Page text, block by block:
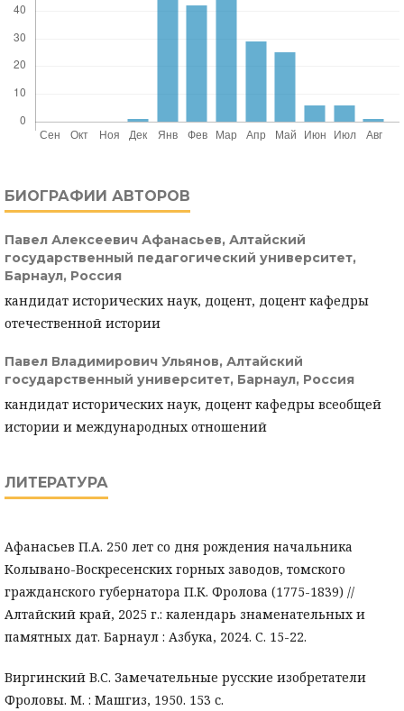
БИОГРАФИИ АВТОРОВ
Павел Алексеевич Афанасьев, Алтайский
государственный педагогический университет,
Барнаул, Россия
кандидат исторических наук, доцент, доцент кафедры
отечественной истории
Павел Владимирович Ульянов, Алтайский
государственный университет, Барнаул, Россия
кандидат исторических наук, доцент кафедры всеобщей
истории и международных отношений
ЛИТЕРАТУРА
Афанасьев П.А. 250 лет со дня рождения начальника
Колывано-Воскресенских горных заводов, томского
гражданского губернатора П.К. Фролова (1775-1839) //
Алтайский край, 2025 г.: календарь знаменательных и
памятных дат. Барнаул : Азбука, 2024. С. 15-22.
Виргинский В.С. Замечательные русские изобретатели
Фроловы. М. : Машгиз, 1950. 153 с.